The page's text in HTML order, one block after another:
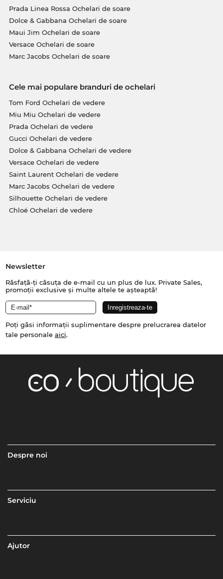
Prada Linea Rossa Ochelari de soare
Dolce & Gabbana Ochelari de soare
Maui Jim Ochelari de soare
Versace Ochelari de soare
Marc Jacobs Ochelari de soare
Cele mai populare branduri de ochelari
Tom Ford Ochelari de vedere
Miu Miu Ochelari de vedere
Prada Ochelari de vedere
Gucci Ochelari de vedere
Dolce & Gabbana Ochelari de vedere
Versace Ochelari de vedere
Saint Laurent Ochelari de vedere
Marc Jacobs Ochelari de vedere
Silhouette Ochelari de vedere
Chloé Ochelari de vedere
Newsletter
Răsfață-ți căsuța de e-mail cu un plus de lux. Private Sales,
promoții exclusive și multe altele te așteaptă!
Poți găsi informații suplimentare despre prelucrarea datelor
tale personale aici.
Despre noi
Serviciu
Ajutor